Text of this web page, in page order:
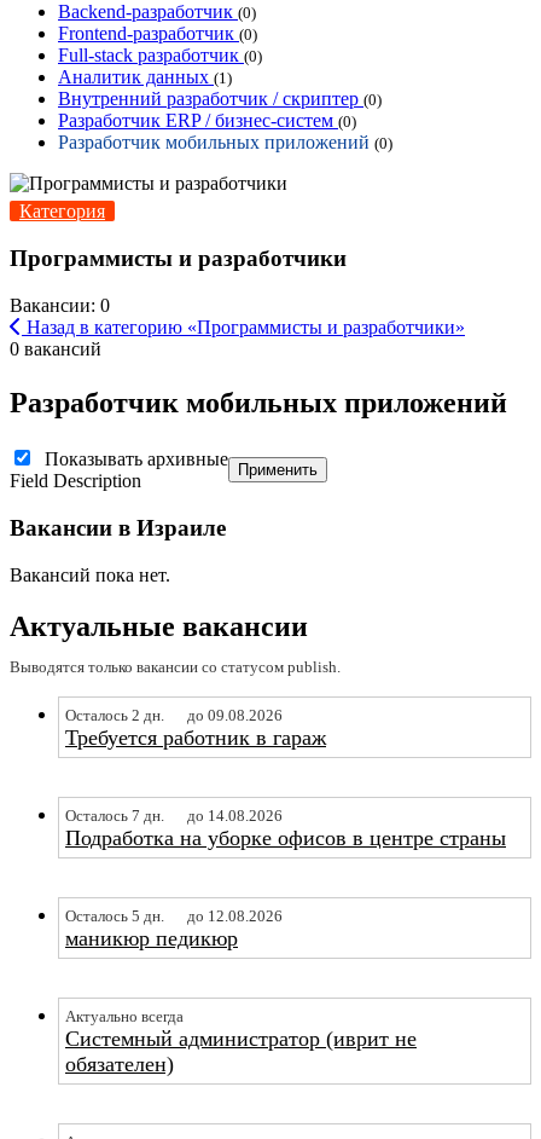
Backend-разработчик (0)
Frontend-разработчик (0)
Full-stack разработчик (0)
Аналитик данных (1)
Внутренний разработчик / скриптер (0)
Разработчик ERP / бизнес-систем (0)
Разработчик мобильных приложений (0)
Категория
Программисты и разработчики
Вакансии: 0
Назад в категорию «Программисты и разработчики»
0 вакансий
Разработчик мобильных приложений
Показывать архивные
Field Description
Применить
Вакансии в Израиле
Вакансий пока нет.
Актуальные вакансии
Выводятся только вакансии со статусом publish.
Осталось 2 дн. до 09.08.2026
Требуется работник в гараж
Осталось 7 дн. до 14.08.2026
Подработка на уборке офисов в центре страны
Осталось 5 дн. до 12.08.2026
маникюр педикюр
Актуально всегда
Системный администратор (иврит не
обязателен)